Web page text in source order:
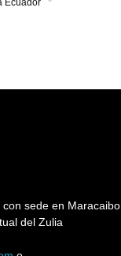
Ecuador
sede en Maracaibo,
del Zulia